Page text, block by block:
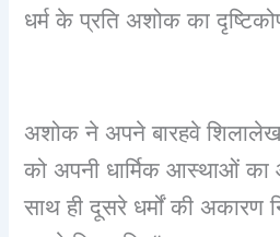
धर्म के प्रति अशोक का
अशोक ने अपने बारहवे
को अपनी धार्मिक आस्थाओं
साथ ही दूसरे धर्मों की अकारण